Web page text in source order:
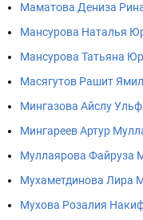
Маматова Дениза
Мансурова Наталья
Мансурова Татьяна
Масягутов Рашит
Мингазова Айслу
Мингареев Артур
Муллаярова Файруза
Мухаметдинова Лира
Мухова Розалия